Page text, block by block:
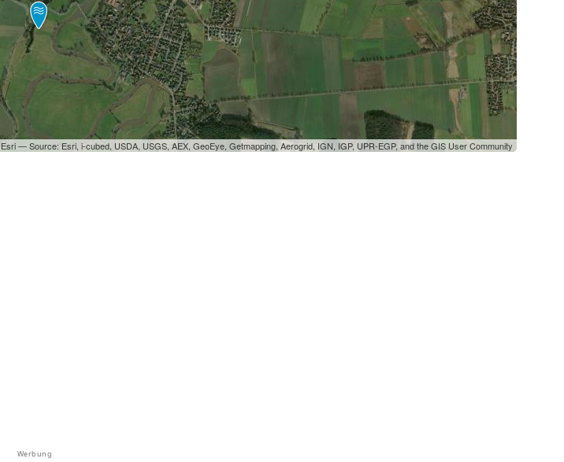
— Source: Esri, i-cubed, USDA, USGS, AEX, GeoEye, Getmapping, Aerogrid, IGN, IGP, UPR-EGP, and the GIS User Community
Werbung